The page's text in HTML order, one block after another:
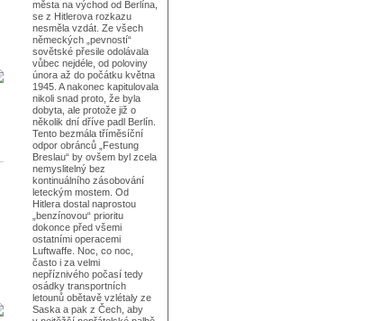
města na východ od Berlína,
se z Hitlerova rozkazu
nesměla vzdát. Ze všech
německých „pevností“
sovětské přesile odolávala
vůbec nejdéle, od poloviny
února až do počátku května
1945. A nakonec kapitulovala
nikoli snad proto, že byla
dobyta, ale protože již o
několik dní dříve padl Berlín.
Tento bezmála tříměsíční
odpor obránců „Festung
Breslau“ by ovšem byl zcela
nemyslitelný bez
kontinuálního zásobování
leteckým mostem. Od
Hitlera dostal naprostou
„benzínovou“ prioritu
dokonce před všemi
ostatními operacemi
Luftwaffe. Noc, co noc,
často i za velmi
nepříznivého počasí tedy
osádky transportních
letounů obětavě vzlétaly ze
Saska a pak z Čech, aby